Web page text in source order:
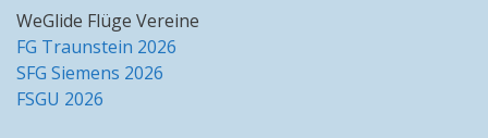
WeGlide Flüge Vereine
FG Traunstein 2026
SFG Siemens 2026
FSGU 2026